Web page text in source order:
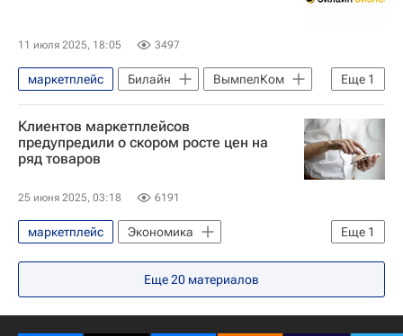
11 июля 2025, 18:05 3497
Еще 1
маркетплейс Билайн
ВымпелКом
Рейтинг
Клиентов маркетплейсов
предупредили о скором росте цен на
ряд товаров
25 июня 2025, 03:18 6191
Еще 1
маркетплейс
Экономика
РЭУ имени Г. В. Плеханова
Еще20 материалов